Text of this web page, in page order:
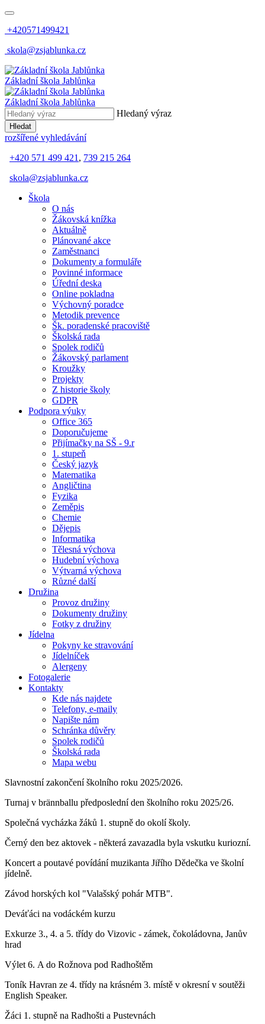
+420571499421
skola@zsjablunka.cz
Základní škola Jablůnka
Základní škola Jablůnka
Hledaný výraz
Hledat
rozšířené vyhledávání
+420 571 499 421 , 739 215 264
skola@zsjablunka.cz
Škola
O nás
Žákovská knížka
Aktuálně
Plánované akce
Zaměstnanci
Dokumenty a formuláře
Povinné informace
Úřední deska
Online pokladna
Výchovný poradce
Metodik prevence
Šk. poradenské pracoviště
Školská rada
Spolek rodičů
Žákovský parlament
Kroužky
Projekty
Z historie školy
GDPR
Podpora výuky
Office 365
Doporučujeme
Přijímačky na SŠ - 9.r
1. stupeň
Český jazyk
Matematika
Angličtina
Fyzika
Zeměpis
Chemie
Dějepis
Informatika
Tělesná výchova
Hudební výchova
Výtvarná výchova
Různé další
Družina
Provoz družiny
Dokumenty družiny
Fotky z družiny
Jídelna
Pokyny ke stravování
Jídelníček
Alergeny
Fotogalerie
Kontakty
Kde nás najdete
Telefony, e-maily
Napište nám
Schránka důvěry
Spolek rodičů
Školská rada
Mapa webu
Slavnostní zakončení školního roku 2025/2026.
Turnaj v brännballu předposlední den školního roku 2025/26.
Společná vycházka žáků 1. stupně do okolí školy.
Černý den bez aktovek - některá zavazadla byla vskutku kuriozní.
Koncert a poutavé povídání muzikanta Jiřího Dědečka ve školní
jídelně.
Závod horských kol "Valašský pohár MTB".
Deváťáci na vodáckém kurzu
Exkurze 3., 4. a 5. třídy do Vizovic - zámek, čokoládovna, Janův
hrad
Výlet 6. A do Rožnova pod Radhoštěm
Toník Havran ze 4. třídy na krásném 3. místě v okresní v soutěži
English Speaker.
Žáci 1. stupně na Radhošti a Pustevnách